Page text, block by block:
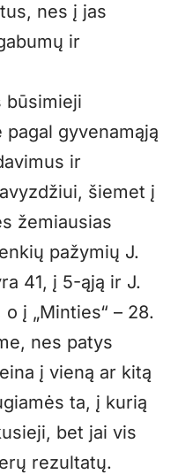
nes į jas
ir
būsimieji
gyvenamąją
ir
šiemet į
žemiausias
pažymių J.
41, į 5-ąją ir J.
į „Minties“ – 28.
nes patys
į vieną ar kitą
ta, į kurią
bet jai vis
rezultatų.